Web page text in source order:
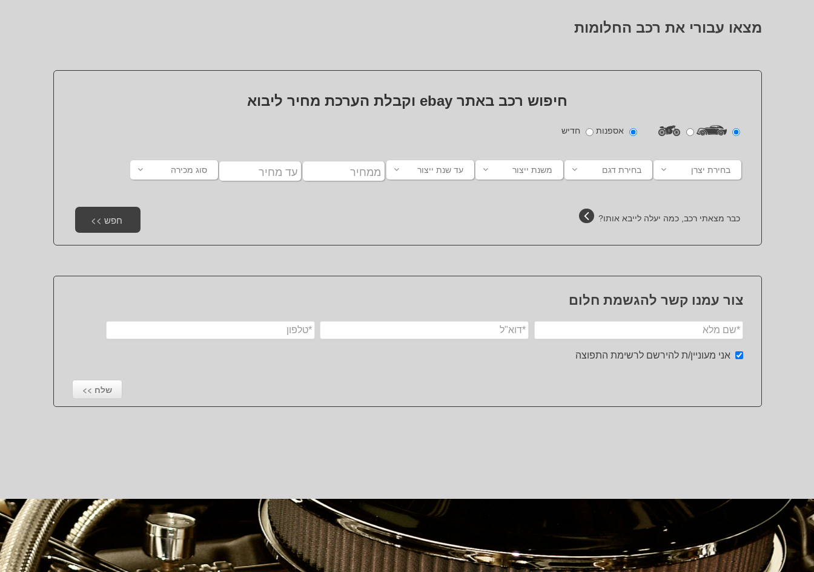
מצאו עבורי את רכב החלומות
חיפוש רכב באתר ebay וקבלת הערכת מחיר ליבוא
אספנות חדיש
בחירת יצרן בחירת דגם משנת ייצור עד שנת ייצור סוג מכירה
כבר מצאתי רכב, כמה יעלה לייבא אותו?
צור עמנו קשר להגשמת חלום
אני מעוניין/ת להירשם לרשימת התפוצה